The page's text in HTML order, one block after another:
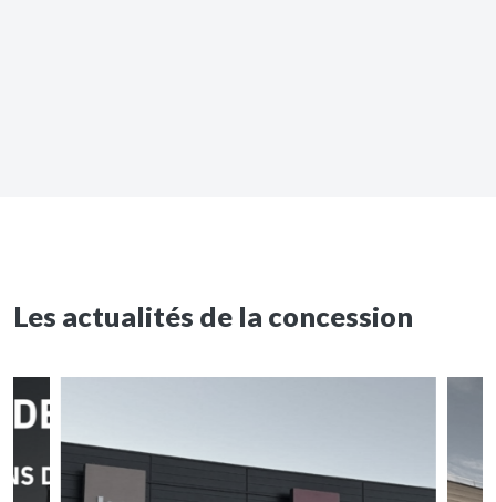
Les actualités de la concession